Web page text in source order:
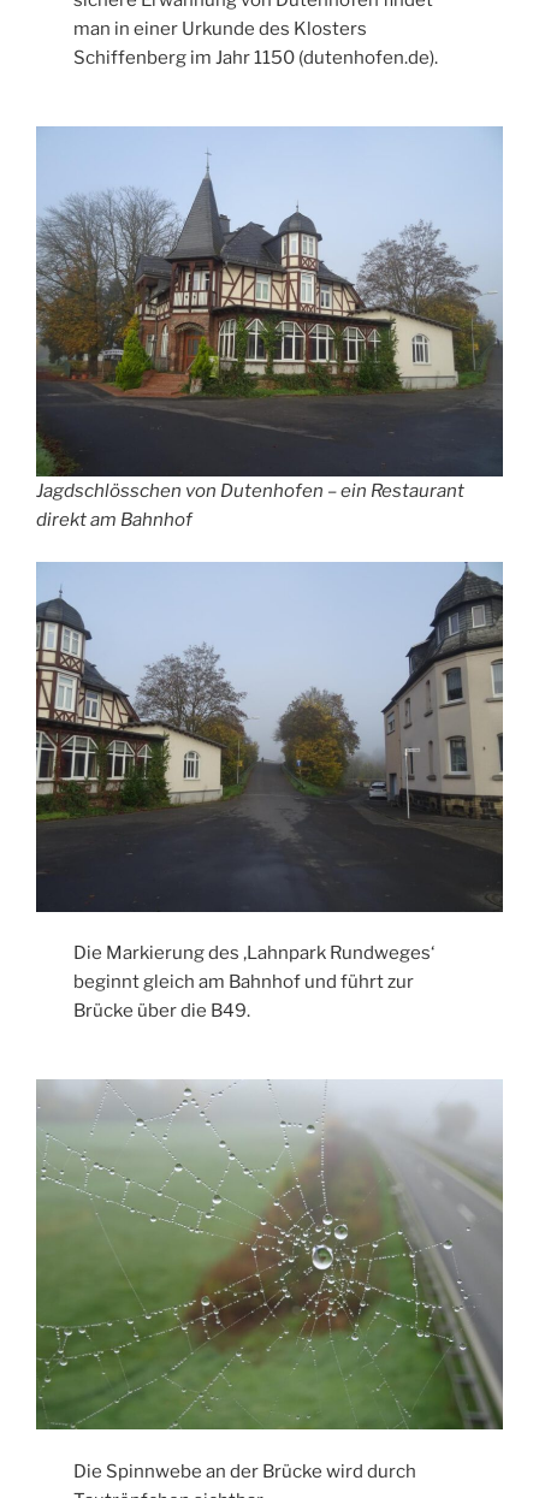
man in einer Urkunde des Klosters
Schiffenberg im Jahr 1150 (dutenhofen.de).
Jagdschlösschen von Dutenhofen – ein Restaurant
direkt am Bahnhof
Die Markierung des ‚Lahnpark Rundweges‘
beginnt gleich am Bahnhof und führt zur
Brücke über die B49.
Die Spinnwebe an der Brücke wird durch